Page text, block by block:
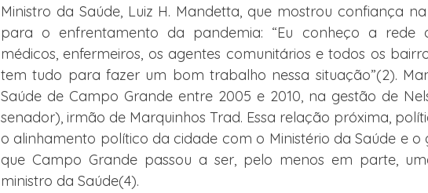
Ministro da Saúde, Luiz H. Mandetta, que mostrou confiança
para o enfrentamento da pandemia: “Eu conheço a rede
médicos, enfermeiros, os agentes comunitários e todos os
tem tudo para fazer um bom trabalho nessa situação”(2).
Saúde de Campo Grande entre 2005 e 2010, na gestão de
senador), irmão de Marquinhos Trad. Essa relação próxima,
o alinhamento político da cidade com o Ministério da Saúde e o
que Campo Grande passou a ser, pelo menos em parte,
ministro da Saúde(4).